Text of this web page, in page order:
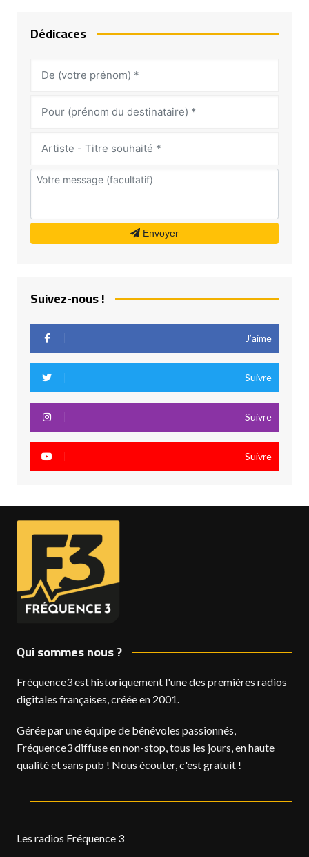
Dédicaces
Envoyer
Suivez-nous !
J’aime
Suivre
Suivre
Suivre
Qui sommes nous ?
Fréquence3 est historiquement l'une des premières radios
digitales françaises, créée en 2001.
Gérée par une équipe de bénévoles passionnés,
Fréquence3 diffuse en non-stop, tous les jours, en haute
qualité et sans pub ! Nous écouter, c'est gratuit !
Les radios Fréquence 3